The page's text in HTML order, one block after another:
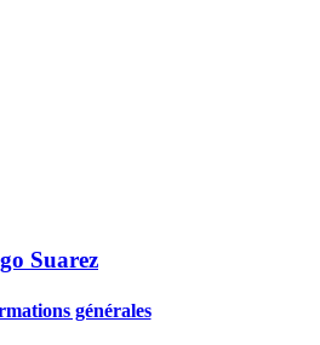
Suarez
générales